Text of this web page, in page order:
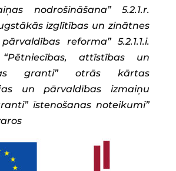
nodrošināšana” 5.2.1.r.
izglītības un zinātnes
reforma” 5.2.1.1.i.
attīstības un
granti” otrās kārtas
un pārvaldības izmaiņu
īstenošanas noteikumi”